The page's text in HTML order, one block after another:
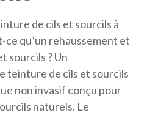
de cils et sourcils à
ce qu’un rehaussement et
sourcils ? Un
teinture de cils et sourcils
non invasif conçu pour
naturels. Le